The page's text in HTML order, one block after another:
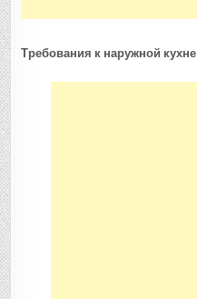
Требования к наружной кухне